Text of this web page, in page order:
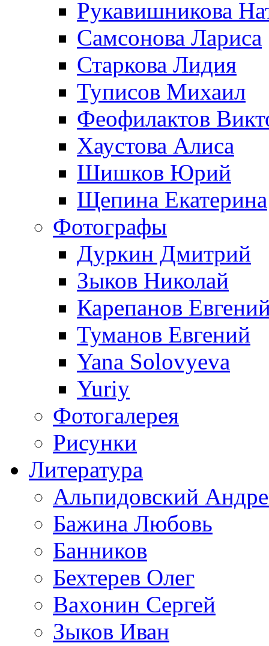
Рукавишникова
Самсонова Лариса
Старкова Лидия
Туписов Михаил
Феофилактов
Хаустова Алиса
Шишков Юрий
Щепина Екатерина
Фотографы
Дуркин Дмитрий
Зыков Николай
Карепанов
Туманов Евгений
Yana Solovyeva
Yuriy
Фотогалерея
Рисунки
Литература
Альпидовский
Бажина Любовь
Банников
Бехтерев Олег
Вахонин Сергей
Зыков Иван